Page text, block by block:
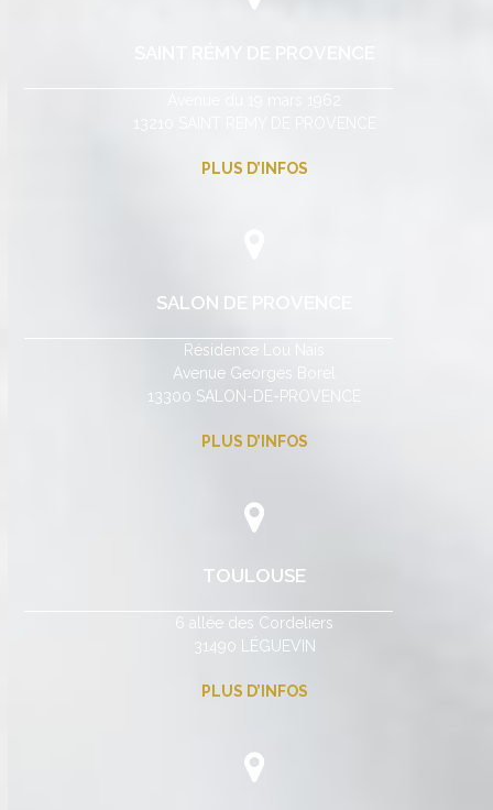
PLUS D’INFOS
SALON DE PROVENCE
Résidence Lou Naïs
Avenue Georges Borel
13300 SALON-DE-PROVENCE
PLUS D’INFOS
TOULOUSE
6 allée des Cordeliers
31490 LÉGUEVIN
PLUS D’INFOS